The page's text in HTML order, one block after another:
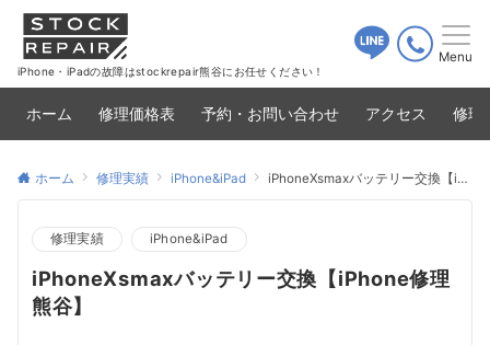
iPhone・iPadの故障はstockrepair熊谷にお任せください！
Menu
ホーム 修理価格表 予約・お問い合わせ アクセス 修理
ホーム 修理実績 iPhone&iPad iPhoneXsmaxバッテリー交換【iPhone修理熊谷】
修理実績 iPhone&iPad
iPhoneXsmaxバッテリー交換【iPhone修理
熊谷】